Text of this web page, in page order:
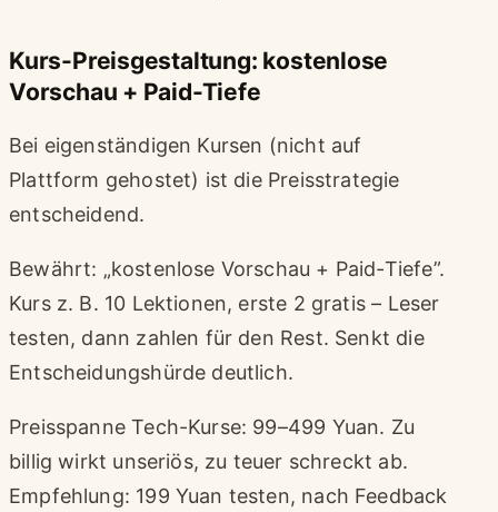
Kurs-Preisgestaltung: kostenlose
Vorschau + Paid-Tiefe
Bei eigenständigen Kursen (nicht auf
Plattform gehostet) ist die Preisstrategie
entscheidend.
Bewährt: „kostenlose Vorschau + Paid-Tiefe”.
Kurs z. B. 10 Lektionen, erste 2 gratis – Leser
testen, dann zahlen für den Rest. Senkt die
Entscheidungshürde deutlich.
Preisspanne Tech-Kurse: 99–499 Yuan. Zu
billig wirkt unseriös, zu teuer schreckt ab.
Empfehlung: 199 Yuan testen, nach Feedback